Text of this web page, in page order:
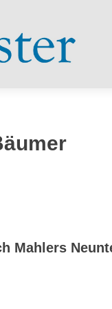
Mahlers